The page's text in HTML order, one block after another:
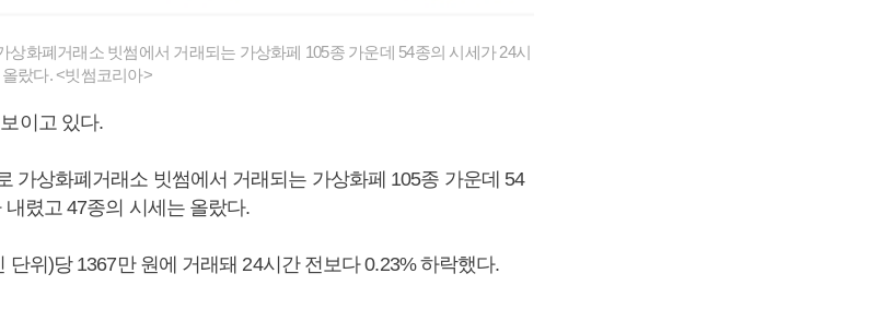
상화폐거래소 빗썸에서 거래되는 가상화페 105종 가운데 54종의 시세가 24시
랐다. <빗썸코리아>
이고 있다.
가상화폐거래소 빗썸에서 거래되는 가상화페 105종 가운데 54
렸고 47종의 시세는 올랐다.
단위)당 1367만 원에 거래돼 24시간 전보다 0.23% 하락했다.